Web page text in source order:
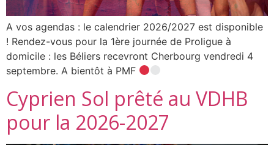
A vos agendas : le calendrier 2026/2027 est disponible
! Rendez-vous pour la 1ère journée de Proligue à
domicile : les Béliers recevront Cherbourg vendredi 4
septembre. A bientôt à PMF
Cyprien Sol prêté au VDHB
pour la 2026-2027